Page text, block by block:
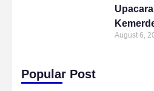
August 6,
Popular Post